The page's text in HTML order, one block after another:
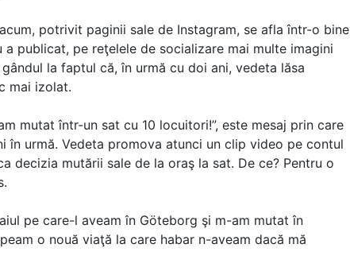
potrivit paginii sale de Instagram, se afla într-o bine
publicat, pe reţelele de socializare mai multe imagini
la faptul că, în urmă cu doi ani, vedeta lăsa
mai izolat.
mutat într-un sat cu 10 locuitori!”, este mesaj prin care
în urmă. Vedeta promova atunci un clip video pe contul
decizia mutării sale de la oraş la sat. De ce? Pentru o
pe care-l aveam în Göteborg şi m-am mutat în
o nouă viaţă la care habar n-aveam dacă mă